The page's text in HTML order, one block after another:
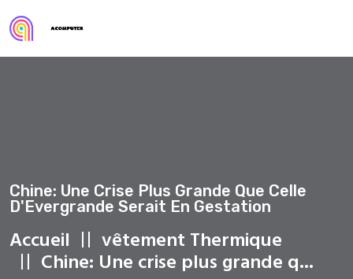
Chine: Une Crise Plus Grande Que Celle
D'Evergrande Serait En Gestation
Accueil vêtement Thermique
Chine: Une crise plus grande q...